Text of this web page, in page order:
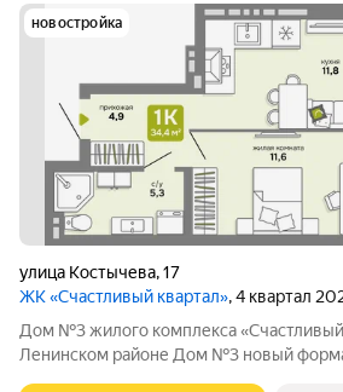
новостройка
улица Костычева,17
ЖК «Счастливый квартал», 4 квартал
Дом №3 жилого комплекса «Счастливый
Ленинском районе Дом №3 новый формат «Счастливого